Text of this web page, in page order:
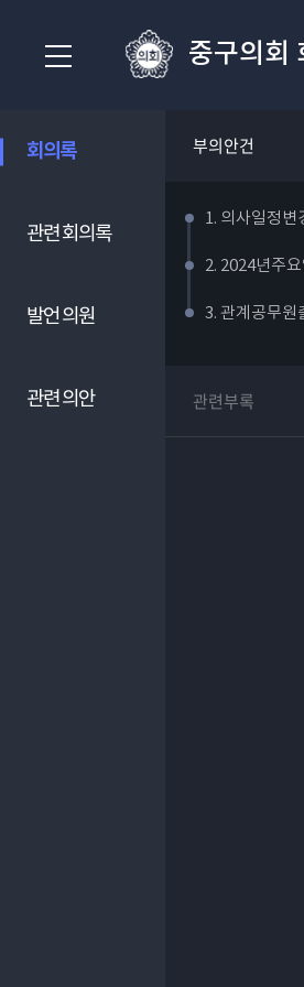
중구의회
회의록 부의안건
1. 의사일정변
2. 2024년주
3. 관계공무원
관련부록
관련 회의록
발언 의원
관련 의안